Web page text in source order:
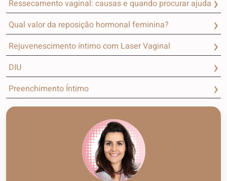
Ressecamento vaginal: causas e quando procurar ajuda
Qual valor da reposição hormonal feminina?
Rejuvenescimento íntimo com Laser Vaginal
DIU
Preenchimento Íntimo